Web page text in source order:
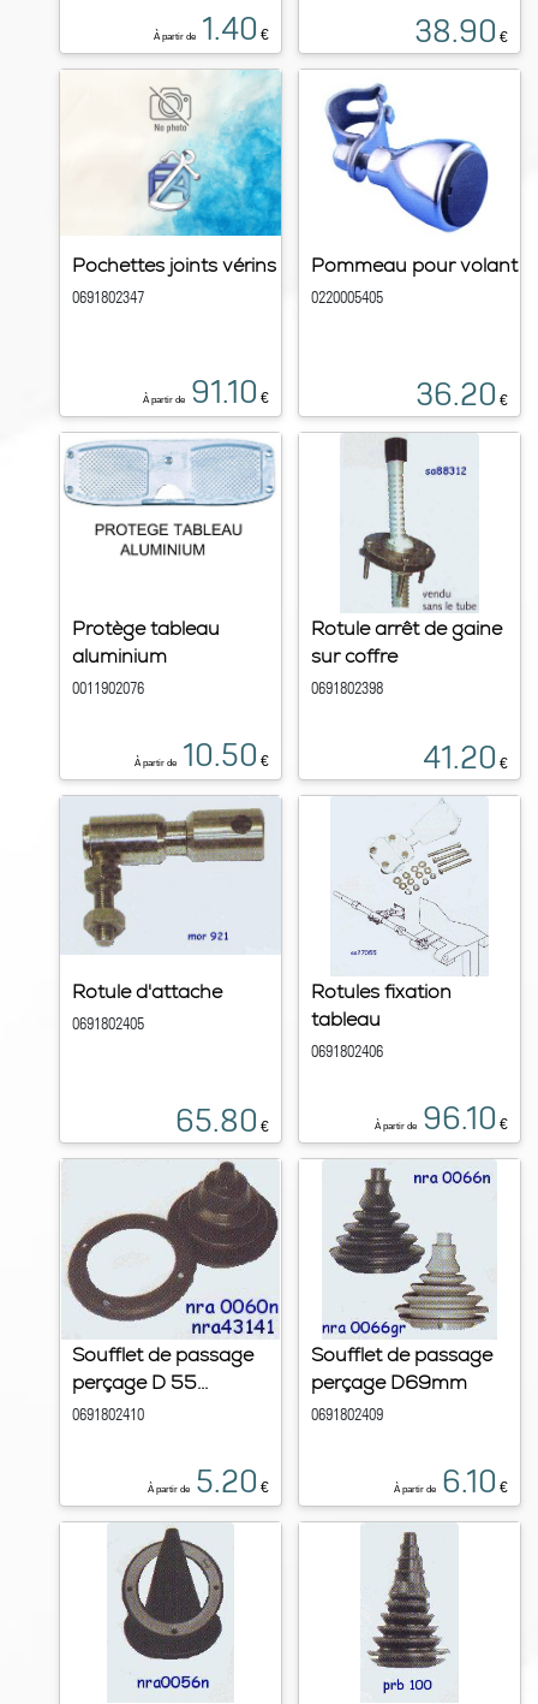
À partir de 1.40 € 38.90 €
Pochettes joints vérins
0691802347
À partir de 91.10 €
Pommeau pour volant
0220005405
36.20 €
Protège tableau
aluminium
0011902076
À partir de 10.50 €
Rotule arrêt de gaine
sur coffre
0691802398
41.20 €
Rotule d'attache
0691802405
65.80 €
Rotules fixation
tableau
0691802406
À partir de 96.10 €
Soufflet de passage
perçage D 55...
0691802410
À partir de 5.20 €
Soufflet de passage
perçage D69mm
0691802409
À partir de 6.10 €